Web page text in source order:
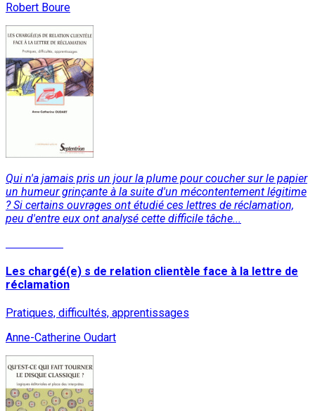
Robert Boure
Qui n'a jamais pris un jour la plume pour coucher sur le papier
un humeur grinçante à la suite d'un mécontentement légitime
? Si certains ouvrages ont étudié ces lettres de réclamation,
peu d'entre eux ont analysé cette difficile tâche...
Les chargé(e) s de relation clientèle face à la lettre de
réclamation
Pratiques, difficultés, apprentissages
Anne-Catherine Oudart